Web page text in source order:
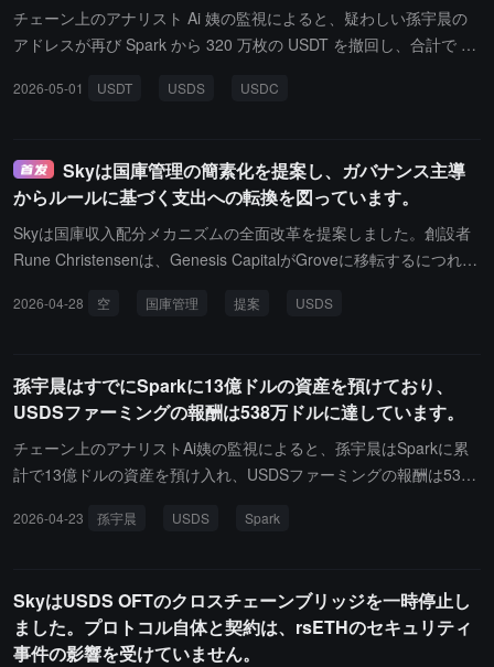
を目的としています。
チェーン上のアナリスト Ai 姨の監視によると、疑わしい孫宇晨の
アドレスが再び Spark から 320 万枚の USDT を撤回し、合計で 96
939...6A1D1 には現在 Spark に 11.5 億ドルの資金があり、そのう
近く 60 万ドルに累積しました。
2026-05-01 USDT USDS USDC
Skyは国庫管理の簡素化を提案し、ガバナンス主導
からルールに基づく支出への転換を図っています。
Skyは国庫収入配分メカニズムの全面改革を提案しました。創設者
Rune Christensenは、Genesis CapitalがGroveに移転するにつれ
それ以前の不定期で、ガバナンスによって決定される資本配分は終
ックアップ資本、スマートバーンエンジン、USDSのステーキング
報酬をカバーし、いくつかの遺留メカニズムを廃止しました。この
動きはSkyの急速な拡張の時期に行われ、USDSの供給量は約116億
ドルに達し、第三の大規模なステーブルコインとなりました。以
通じて最大25億ドルの配分を承認し、4月にAvalanche上でネイテ
2026-04-28 空 国庫管理 提案 USDS
孫宇晨はすでにSparkに13億ドルの資産を預けており、
USDSファーミングの報酬は538万ドルに達しています。
チェーン上のアナリストAi姨の監視によると、孫宇晨はSparkに累
計で13億ドルの資産を預け入れ、USDSファーミングの報酬は538
時間でSkyから3億枚のUSDSを引き出し、その後Sparkに預け入れ
プールの28.17%；USDT：9339万ドル、預金プールの9.89%。
2026-04-23 孫宇晨 USDS Spark
SkyはUSDS OFTのクロスチェーンブリッジを一時停止し
ました。プロトコル自体と契約は、rsETHのセキュリティ
事件の影響を受けていません。